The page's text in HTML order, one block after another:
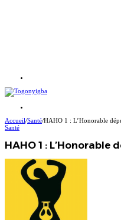
Accueil/Santé/HAHO 1 : L’Honorable
Santé
HAHO 1 :